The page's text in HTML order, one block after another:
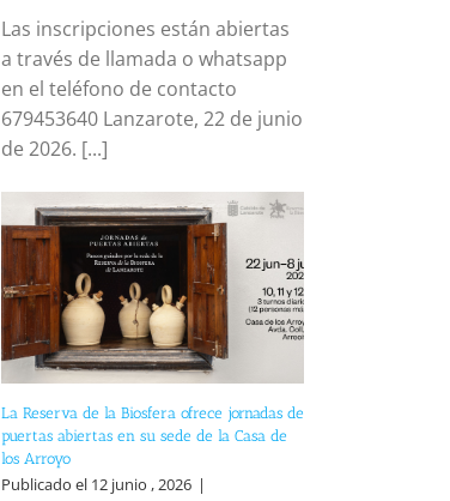
Las inscripciones están abiertas
a través de llamada o whatsapp
en el teléfono de contacto
679453640 Lanzarote, 22 de junio
de 2026. [...]
La Reserva de la Biosfera ofrece jornadas de
puertas abiertas en su sede de la Casa de
los Arroyo
Publicado el 12 junio , 2026 |